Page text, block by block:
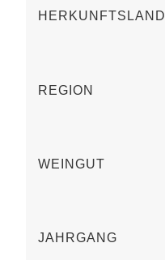
HERKUNFTSLAND
REGION
WEINGUT
JAHRGANG